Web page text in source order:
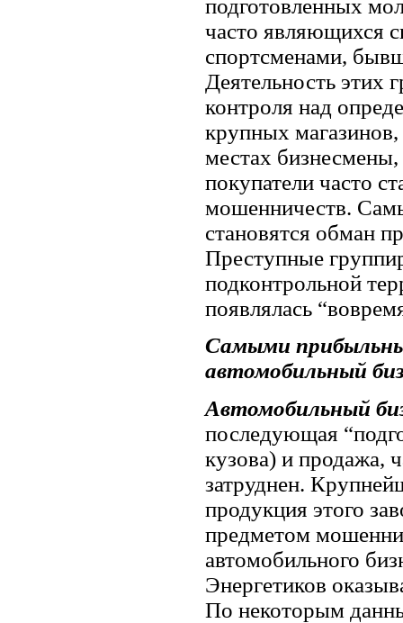
подготовленных
часто являющихся
спортсменами,
Деятельность этих
контроля над
крупных
местах
покупатели часто
мошенничеств.
становятся обман
Преступные
подконтрольной
появлялась
Самыми
автомобильный
Автомобильный
последующая
кузова) и продажа,
затруднен.
продукция этого
предметом
автомобильного
Энергетиков
По некоторым